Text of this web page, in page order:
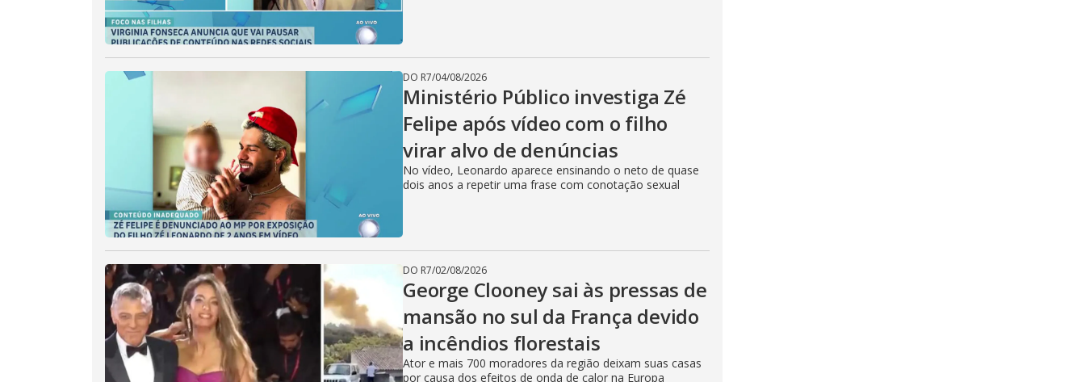
DO R7/04/08/2026
Ministério Público investiga Zé
Felipe após vídeo com o filho
virar alvo de denúncias
No vídeo, Leonardo aparece ensinando o neto de quase
dois anos a repetir uma frase com conotação sexual
DO R7/02/08/2026
George Clooney sai às pressas de
mansão no sul da França devido
a incêndios florestais
Ator e mais 700 moradores da região deixam suas casas
por causa dos efeitos de onda de calor na Europa